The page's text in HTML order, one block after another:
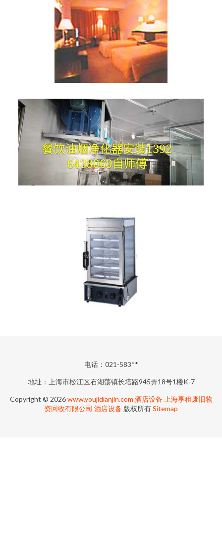
电话：021-583**
地址：上海市松江区石湖荡镇长塔路945弄18号1楼K-7
Copyright © 2026www.youjidianjin.com 酒店设备 上海享租废旧物
资回收有限公司 酒店设备 版权所有Sitemap